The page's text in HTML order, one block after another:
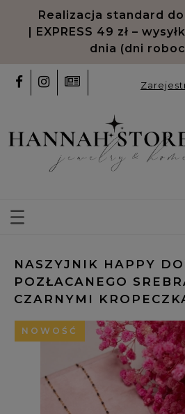
Realizacja standard
| EXPRESS 49 zł –
dnia (dni
NASZYJNIK HAPPY
POZŁACANEGO
CZARNYMI
NOWOŚĆ